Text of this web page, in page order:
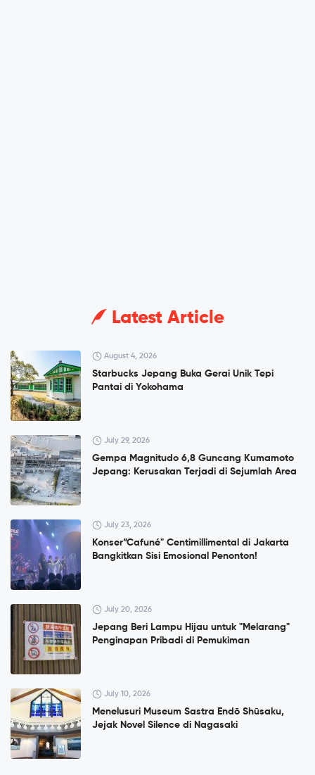
Latest Article
August 4, 2026
Starbucks Jepang Buka Gerai Unik Tepi
Pantai di Yokohama
July 29, 2026
Gempa Magnitudo 6,8 Guncang Kumamoto
Jepang: Kerusakan Terjadi di Sejumlah Area
July 23, 2026
Konser”Cafuné" Centimillimental di Jakarta
Bangkitkan Sisi Emosional Penonton!
July 20, 2026
Jepang Beri Lampu Hijau untuk "Melarang"
Penginapan Pribadi di Pemukiman
July 10, 2026
Menelusuri Museum Sastra Endō Shūsaku,
Jejak Novel Silence di Nagasaki